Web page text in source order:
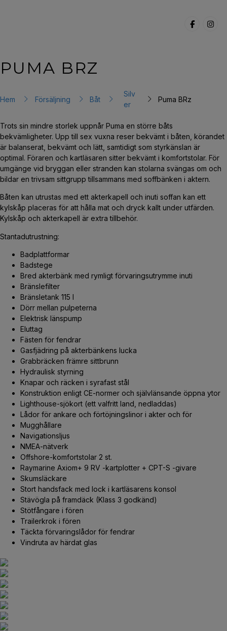
PUMA BRZ
Hem Försäljning Båt
Silv
er
Puma BRz
Trots sin mindre storlek uppnår Puma en större båts
bekvämligheter. Upp till sex vuxna reser bekvämt i båten, körandet
är balanserat, bekvämt och lätt, samtidigt som styrkänslan är
optimal. Föraren och kartläsaren sitter bekvämt i komfortstolar. För
umgänge vid bryggan eller stranden kan stolarna svängas om och
bildar en trivsam sittgrupp tillsammans med soffbänken i aktern.
Båten kan utrustas med ett akterkapell och inuti soffan kan ett
kylskåp placeras för att hålla mat och dryck kallt under utfärden.
Kylskåp och akterkapell är extra tillbehör.
Stantadutrustning:
Badplattformar
Badstege
Bred akterbänk med rymligt förvaringsutrymme inuti
Bränslefilter
Bränsletank 115 l
Dörr mellan pulpeterna
Elektrisk länspump
Eluttag
Fästen för fendrar
Gasfjädring på akterbänkens lucka
Grabbräcken främre sittbrunn
Hydraulisk styrning
Knapar och räcken i syrafast stål
Konstruktion enligt CE-normer och självlänsande öppna ytor
Lighthouse-sjökort (ett valfritt land, nedladdas)
Lådor för ankare och förtöjningslinor i akter och för
Mugghållare
Navigationsljus
NMEA-nätverk
Offshore-komfortstolar 2 st.
Raymarine Axiom+ 9 RV -kartplotter + CPT-S -givare
Skumsläckare
Stort handsfack med lock i kartläsarens konsol
Stävögla på framdäck (Klass 3 godkänd)
Stötfångare i fören
Trailerkrok i fören
Täckta förvaringslådor för fendrar
Vindruta av härdat glas